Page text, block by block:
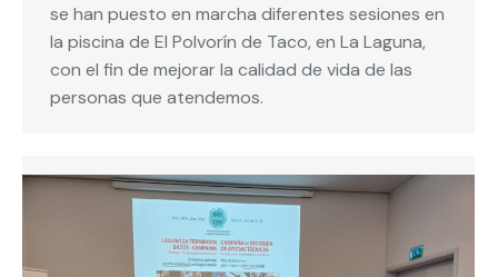
se han puesto en marcha diferentes sesiones en
la piscina de El Polvorín de Taco, en La Laguna,
con el fin de mejorar la calidad de vida de las
personas que atendemos.